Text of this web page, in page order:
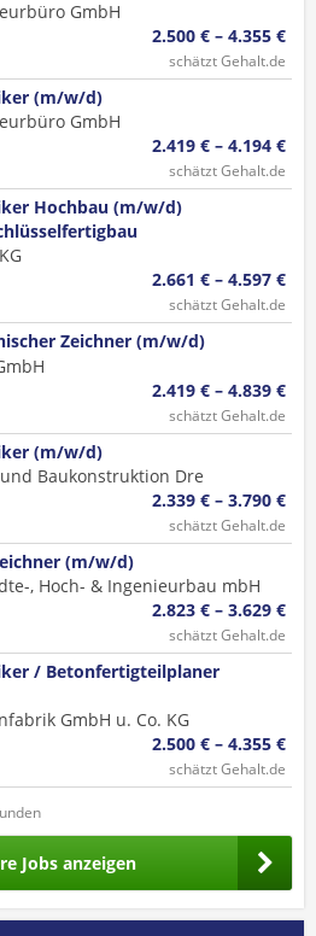
GmbH
2.500 € – 4.355 €
schätzt Gehalt.de
(m/w/d)
GmbH
2.419 € – 4.194 €
schätzt Gehalt.de
Hochbau (m/w/d)
2.661 € – 4.597 €
schätzt Gehalt.de
Zeichner (m/w/d)
2.419 € – 4.839 €
schätzt Gehalt.de
(m/w/d)
Baukonstruktion Dre
2.339 € – 3.790 €
schätzt Gehalt.de
(m/w/d)
, Hoch- & Ingenieurbau mbH
2.823 € – 3.629 €
schätzt Gehalt.de
/ Betonfertigteilplaner
GmbH u. Co. KG
2.500 € – 4.355 €
schätzt Gehalt.de
Jobs anzeigen